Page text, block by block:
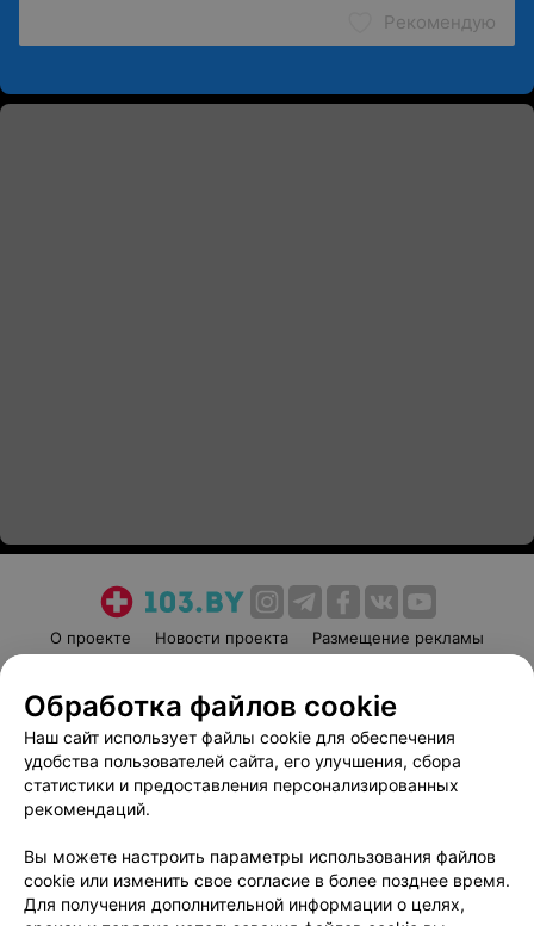
Рекомендую
О проекте Новости проекта
Размещение рекламы
Пользовательское соглашение
Способы оплаты
Вакансии
Партнеры
Написать руководителю 103.by
Обработка персональных данных
Обработка файлов cookie
Наш сайт использует файлы cookie для обеспечения
удобства пользователей сайта, его улучшения, сбора
статистики и предоставления персонализированных
рекомендаций.
Вы можете настроить параметры использования файлов
cookie или изменить свое согласие в более позднее время.
Для получения дополнительной информации о целях,